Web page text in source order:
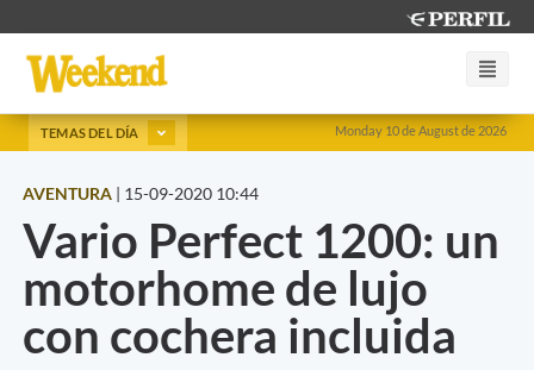
Monday 10 de August de 2026
TEMAS DEL DÍA
AVENTURA | 15-09-2020 10:44
Vario Perfect 1200: un
motorhome de lujo
con cochera incluida